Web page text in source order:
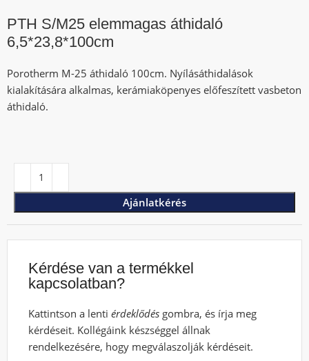
PTH S/M25 elemmagas áthidaló
6,5*23,8*100cm
Porotherm M-25 áthidaló 100cm. Nyílásáthidalások
kialakítására alkalmas, kerámiaköpenyes előfeszített vasbeton
áthidaló.
Ajánlatkérés
Kérdése van a termékkel
kapcsolatban?
Kattintson a lentiérdeklődés gombra, és írja meg
kérdéseit. Kollégáink készséggel állnak
rendelkezésére, hogy megválaszolják kérdéseit.